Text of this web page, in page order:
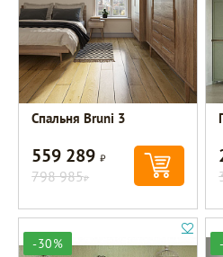
Спальня Bruni 3
559 289Р
798 985Р
-30%